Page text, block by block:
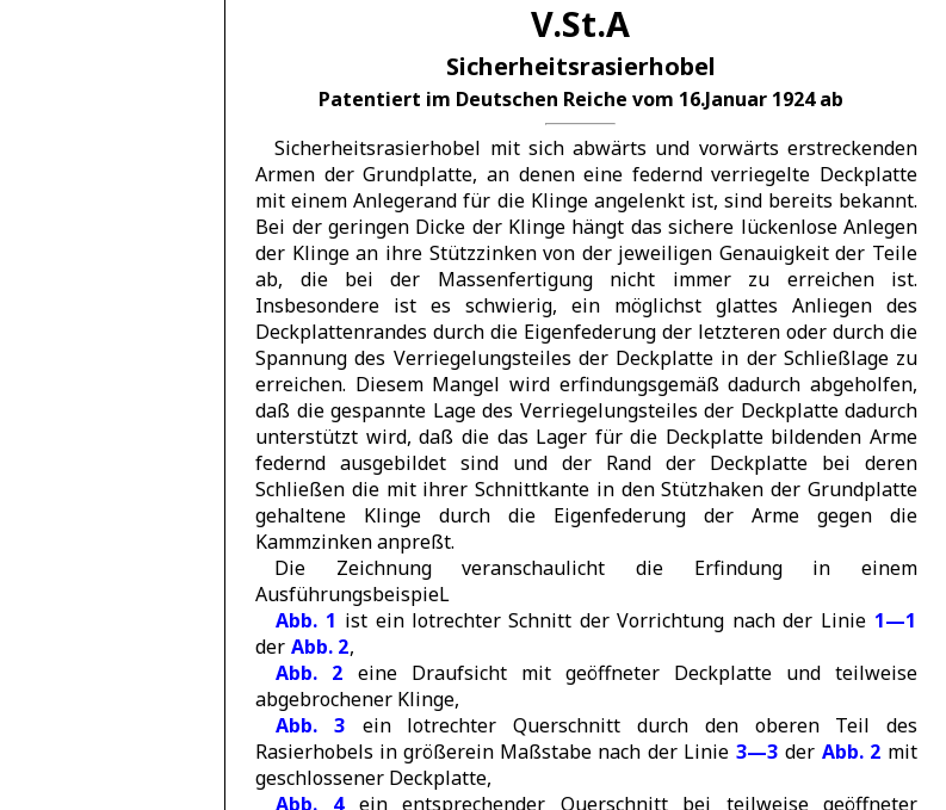
V.St.A
Sicherheitsrasierhobel
Patentiert im Deutschen Reiche vom 16.Januar 1924 ab
Sicherheitsrasierhobel mit sich abwärts und vorwärts erstreckenden
Armen der Grundplatte, an denen eine federnd verriegelte Deckplatte
mit einem Anlegerand für die Klinge angelenkt ist, sind bereits bekannt.
Bei der geringen Dicke der Klinge hängt das sichere lückenlose Anlegen
der Klinge an ihre Stützzinken von der jeweiligen Genauigkeit der Teile
ab, die bei der Massenfertigung nicht immer zu erreichen ist.
Insbesondere ist es schwierig, ein möglichst glattes Anliegen des
Deckplattenrandes durch die Eigenfederung der letzteren oder durch die
Spannung des Verriegelungsteiles der Deckplatte in der Schließlage zu
erreichen. Diesem Mangel wird erfindungsgemäß dadurch abgeholfen,
daß die gespannte Lage des Verriegelungsteiles der Deckplatte dadurch
unterstützt wird, daß die das Lager für die Deckplatte bildenden Arme
federnd ausgebildet sind und der Rand der Deckplatte bei deren
Schließen die mit ihrer Schnittkante in den Stützhaken der Grundplatte
gehaltene Klinge durch die Eigenfederung der Arme gegen die
Kammzinken anpreßt.
Die Zeichnung veranschaulicht die Erfindung in einem
AusführungsbeispieL
Abb. 1 ist ein lotrechter Schnitt der Vorrichtung nach der Linie 1—1
der Abb. 2,
Abb. 2 eine Draufsicht mit geöffneter Deckplatte und teilweise
abgebrochener Klinge,
Abb. 3 ein lotrechter Querschnitt durch den oberen Teil des
Rasierhobels in größerein Maßstabe nach der Linie 3—3 der Abb. 2 mit
geschlossener Deckplatte,
Abb. 4ein entsprechender Querschnitt bei teilweise geöffneter